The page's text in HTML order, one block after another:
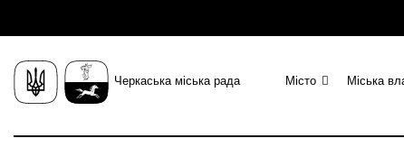
Черкаська міська рада Місто Міська